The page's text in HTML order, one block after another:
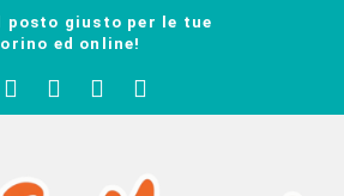
posto giusto per le tue
ed online!